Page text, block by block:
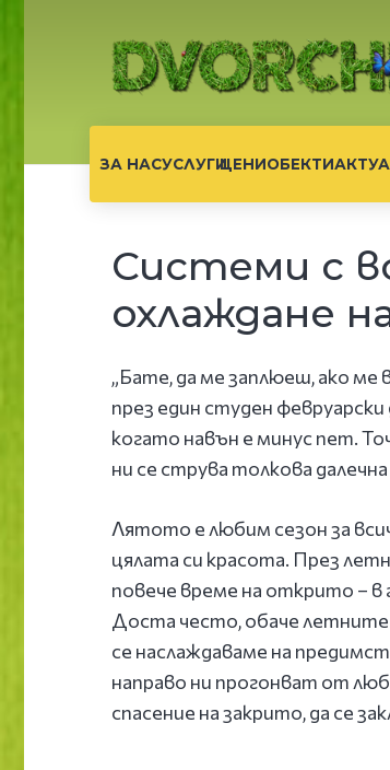
ЗА НАСУСЛУГИЦЕНИОБЕКТИ
Системи с
охлаждане
„Бате, да ме заплюеш, ако ме
през един студен
когато навън е минус пет.
ни се струва толкова далечна
Лятото е любим сезон за
цялата си красота. През
повече време на открито – в
Доста често, обаче летните
се наслаждаваме на
направо ни прогонват от
спасение на закрито, да се